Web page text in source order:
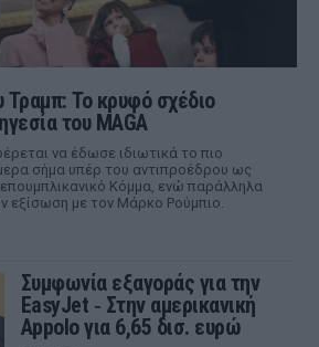
Τραμπ: Το κρυφό σχέδιο
του MAGA
να έδωσε ιδιωτικά το πιο
σήμα υπέρ του αντιπροέδρου ως
Κόμμα, ενώ παράλληλα
εξίσωση με τον Μάρκο Ρούμπιο.
Συμφωνία εξαγοράς για την
EasyJet ‑ Στην αμερικανική
Appolo για 6,65 δισ. ευρώ